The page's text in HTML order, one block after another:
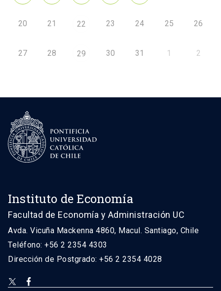
20 21 22 23 24 25 26
27 28 29 30 31 1 2
Instituto de Economía
Facultad de Economía y Administración UC
Avda. Vicuña Mackenna 4860, Macul. Santiago, Chile
Teléfono: +56 2 2354 4303
Dirección de Postgrado: +56 2 2354 4028